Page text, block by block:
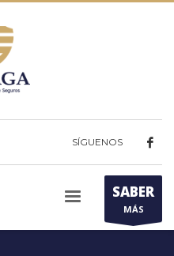
SÍGUENOS
SABER
MÁS